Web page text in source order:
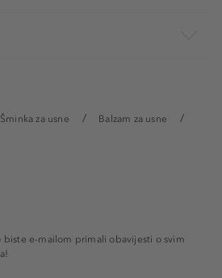
Šminka za usne
Balzam za usne
biste e-mailom primali obavijesti o svim